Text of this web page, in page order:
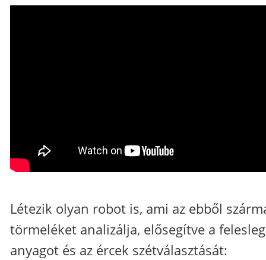
Létezik olyan robot is, ami az ebből
törmeléket analizálja, elősegítve a
anyagot és az ércek szétválasztását: